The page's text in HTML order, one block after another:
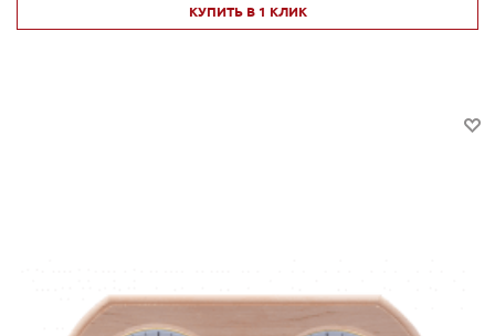
КУПИТЬ В 1 КЛИК